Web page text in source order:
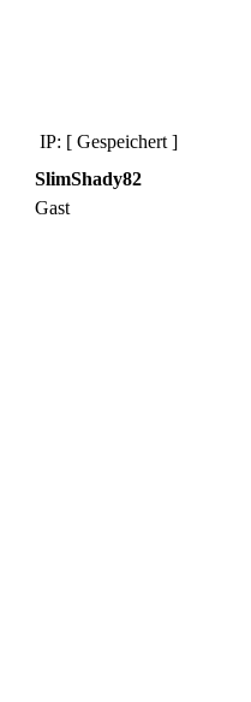
IP: [ Gespeichert ]
SlimShady82
Gast